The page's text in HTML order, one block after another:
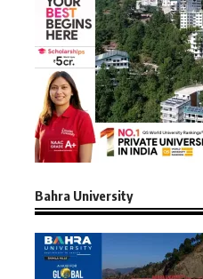
Bahra University